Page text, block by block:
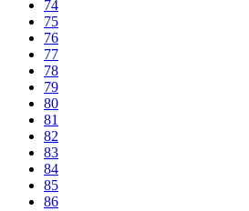
74
75
76
77
78
79
80
81
82
83
84
85
86